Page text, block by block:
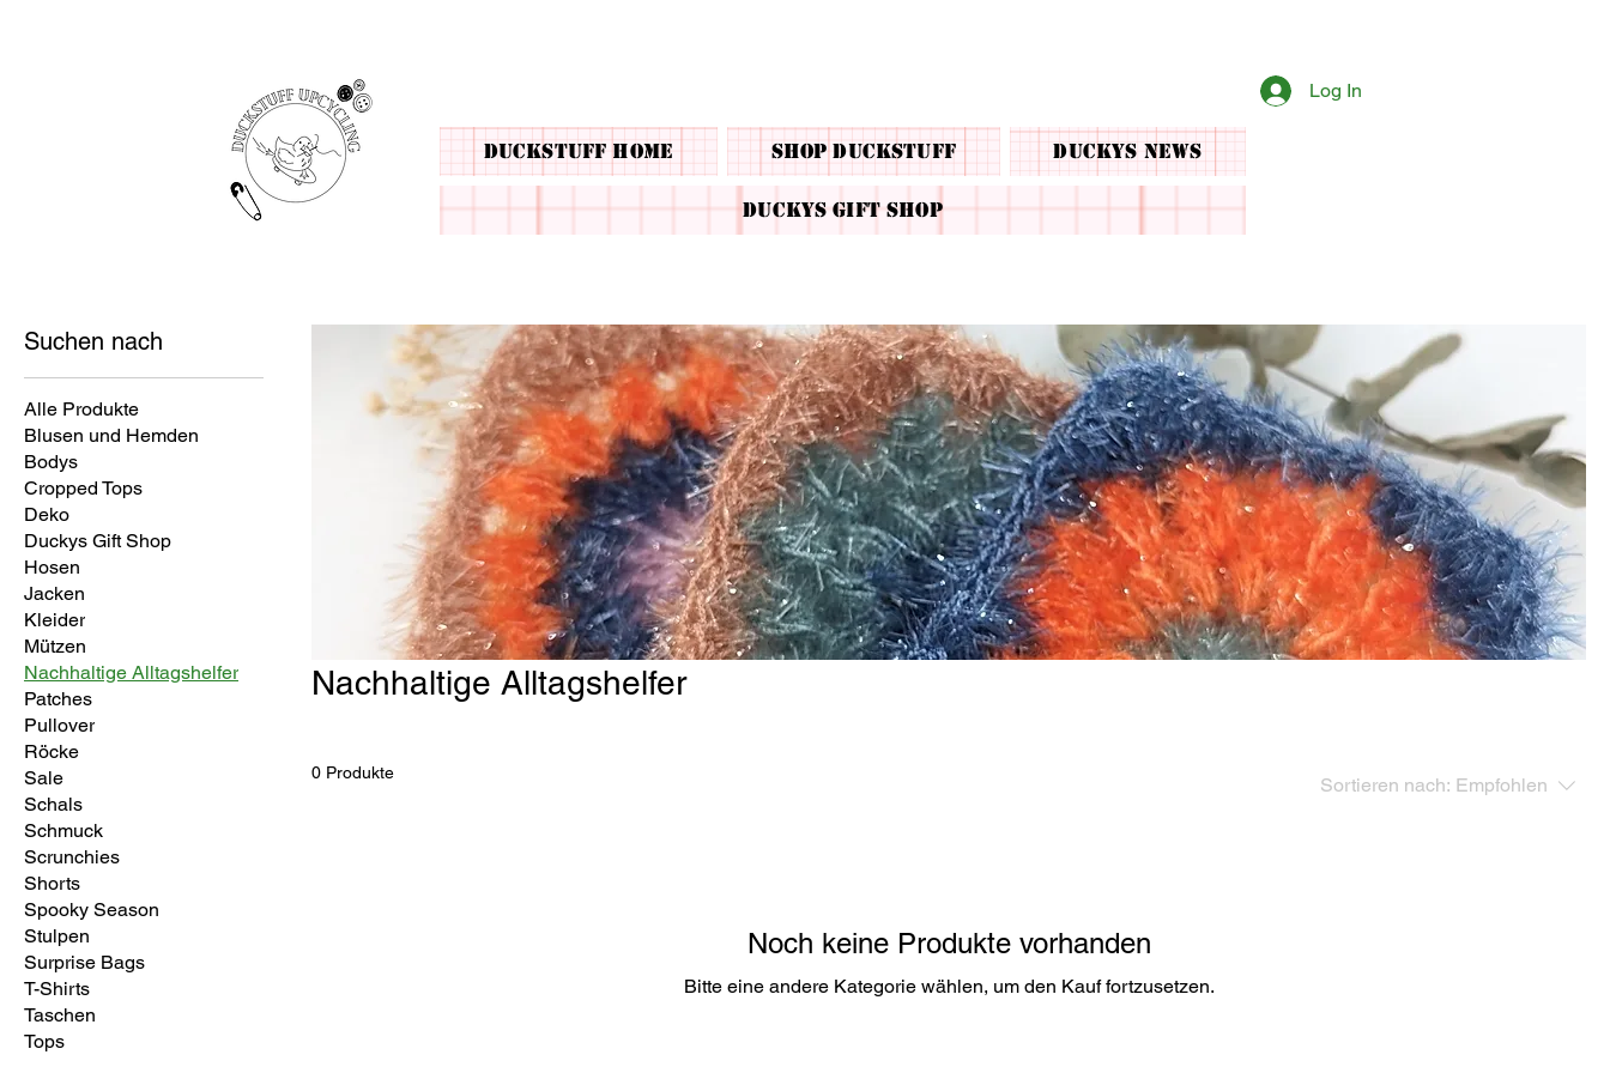
Log In
Duckstuff Home Shop Duckstuff Duckys News
Duckys Gift Shop
Suchen nach
Alle Produkte
Blusen und Hemden
Bodys
Cropped Tops
Deko
Duckys Gift Shop
Hosen
Jacken
Kleider
Mützen
Nachhaltige Alltagshelfer
Patches
Pullover
Röcke
Sale
Schals
Schmuck
Scrunchies
Shorts
Spooky Season
Stulpen
Surprise Bags
T-Shirts
Taschen
Tops
Nachhaltige Alltagshelfer
0 Produkte
Sortieren nach: Empfohlen
Noch keine Produkte vorhanden
Bitte eine andere Kategorie wählen, um den Kauf fortzusetzen.